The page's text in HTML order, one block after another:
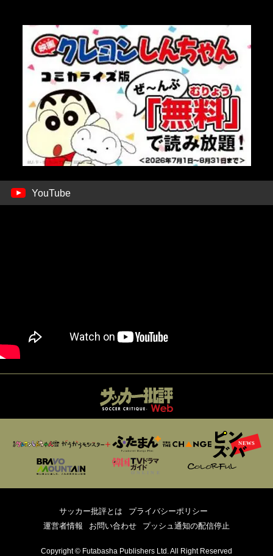
YouTube
サッカー批評とは
プライバシーポリシー
運営者情報
お問い合わせ プッシュ通知の配信停止
Copyright © Futabasha Publishers Ltd. All Right Reserved